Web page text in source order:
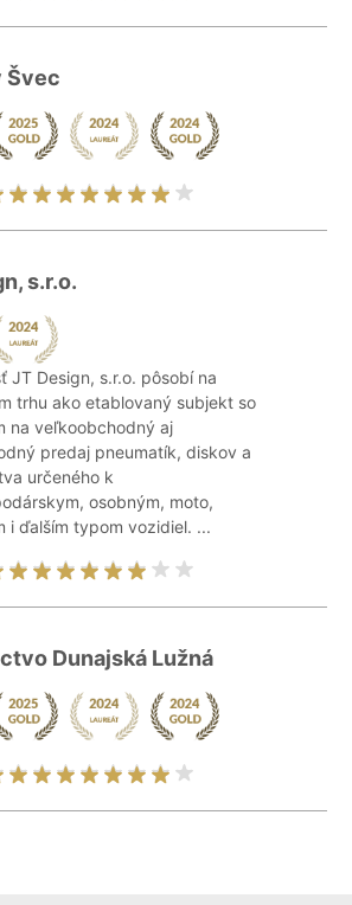
Švec
s.r.o.
JT Design, s.r.o. pôsobí na
trhu ako etablovaný subjekt so
na veľkoobchodný aj
predaj pneumatík, diskov a
určeného k
osobným, moto,
i ďalším typom vozidiel. ...
Dunajská Lužná